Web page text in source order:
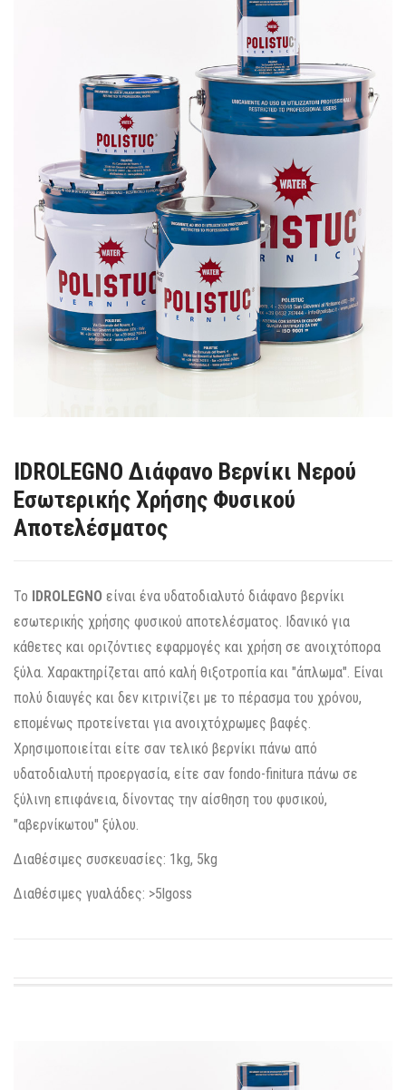
IDROLEGNO Διάφανο Βερνίκι Νερού
Εσωτερικής Χρήσης Φυσικού
Αποτελέσματος
Το IDROLEGNO είναι ένα υδατοδιαλυτό διάφανο βερνίκι
εσωτερικής χρήσης φυσικού αποτελέσματος. Ιδανικό για
κάθετες και οριζόντιες εφαρμογές και χρήση σε ανοιχτόπορα
ξύλα. Χαρακτηρίζεται από καλή θιξοτροπία και "άπλωμα". Είναι
πολύ διαυγές και δεν κιτρινίζει με το πέρασμα του χρόνου,
επομένως προτείνεται για ανοιχτόχρωμες βαφές.
Χρησιμοποιείται είτε σαν τελικό βερνίκι πάνω από
υδατοδιαλυτή προεργασία, είτε σαν fondo-finitura πάνω σε
ξύλινη επιφάνεια, δίνοντας την αίσθηση του φυσικού,
"αβερνίκωτου" ξύλου.
Διαθέσιμες συσκευασίες: 1kg, 5kg
Διαθέσιμες γυαλάδες: >5lgoss